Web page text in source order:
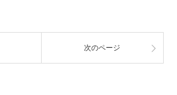
次のページ